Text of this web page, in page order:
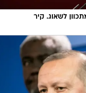
לשאוג. קיר